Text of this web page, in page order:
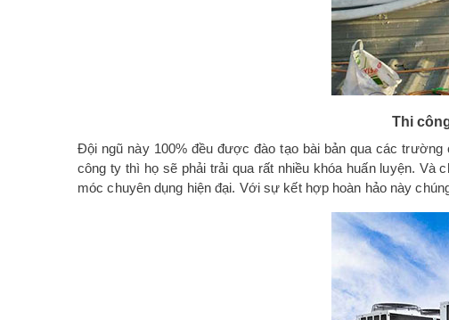
Thi
Đội ngũ này 100% đều được đào tạo bài bản qua các
công ty thì họ sẽ phải trải qua rất nhiều khóa huấn luyện.
móc chuyên dụng hiện đại. Với sự kết hợp hoàn hảo này